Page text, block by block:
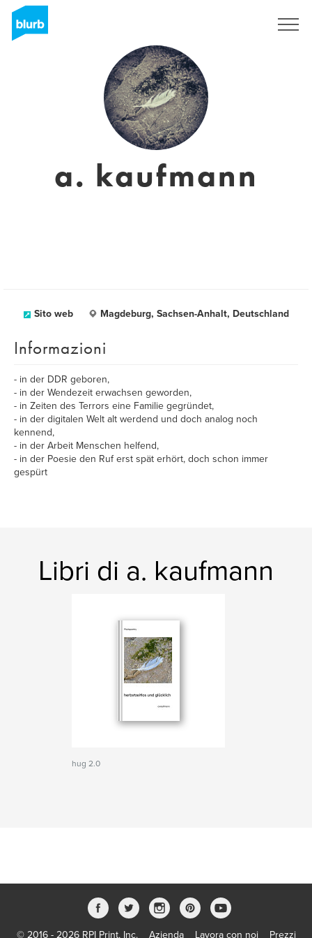
a. kaufmann
Sito web Magdeburg, Sachsen-Anhalt, Deutschland
Informazioni
- in der DDR geboren,
- in der Wendezeit erwachsen geworden,
- in Zeiten des Terrors eine Familie gegründet,
- in der digitalen Welt alt werdend und doch analog noch
kennend,
- in der Arbeit Menschen helfend,
- in der Poesie den Ruf erst spät erhört, doch schon immer
gespürt
Libri di a. kaufmann
hug 2.0
© 2016 - 2026 RPI Print, Inc. Azienda Lavora con noi Prezzi